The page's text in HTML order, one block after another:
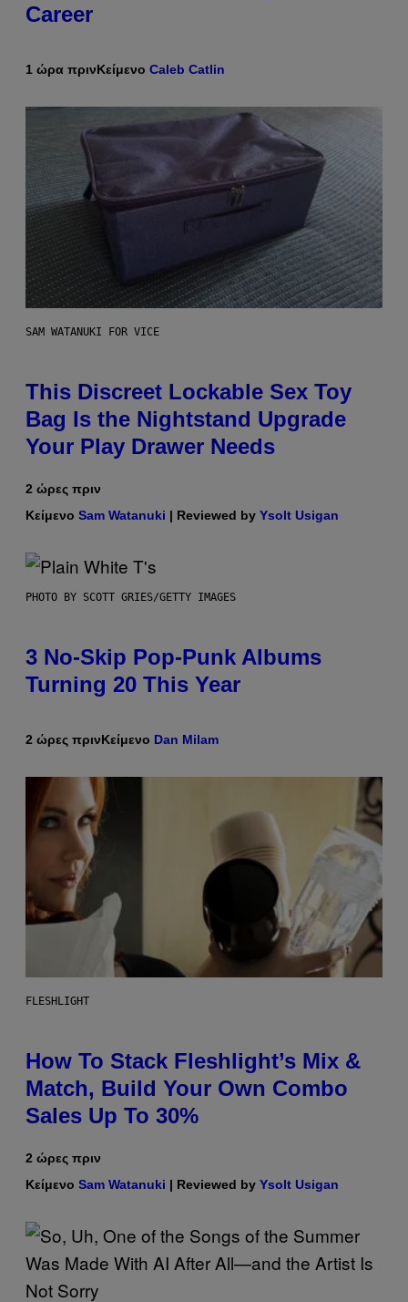
Career
1 ώρα πρινΚείμενο Caleb Catlin
SAM WATANUKI FOR VICE
This Discreet Lockable Sex Toy
Bag Is the Nightstand Upgrade
Your Play Drawer Needs
2 ώρες πριν
Κείμενο Sam Watanuki | Reviewed by Ysolt Usigan
PHOTO BY SCOTT GRIES/GETTY IMAGES
3 No-Skip Pop-Punk Albums
Turning 20 This Year
2 ώρες πρινΚείμενο Dan Milam
FLESHLIGHT
How To Stack Fleshlight’s Mix &
Match, Build Your Own Combo
Sales Up To 30%
2 ώρες πριν
Κείμενο Sam Watanuki | Reviewed by Ysolt Usigan